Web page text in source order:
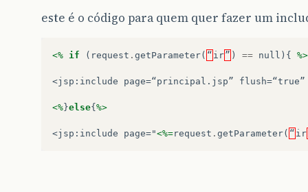
este é o código para quem quer fazer um
<% if ( request . getParameter( “ ir” ) == null ){ %>
<jsp:include page=“principal.jsp”
<%}else{%>
<jsp:include page="<%=request . getParameter( “ ir